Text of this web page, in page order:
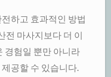
하고 효과적인 방법
전 마사지보다 더 이
경험일 뿐만 아니라
공할 수 있습니다.